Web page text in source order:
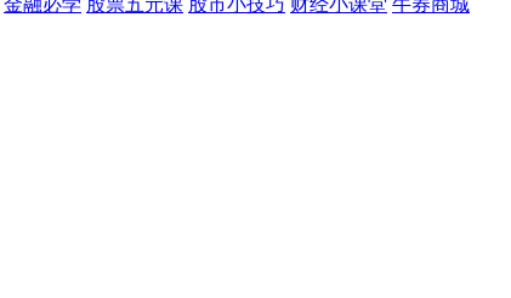
金融必学 股票五元课 股市小技巧 财经小课堂 牛券商城